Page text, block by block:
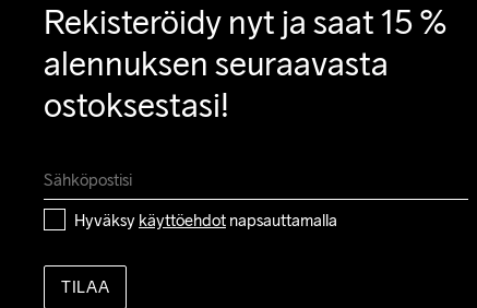
Rekisteröidy nyt ja saat 15 %
alennuksen seuraavasta
ostoksestasi!
Hyväksy käyttöehdot napsauttamalla
TILAA